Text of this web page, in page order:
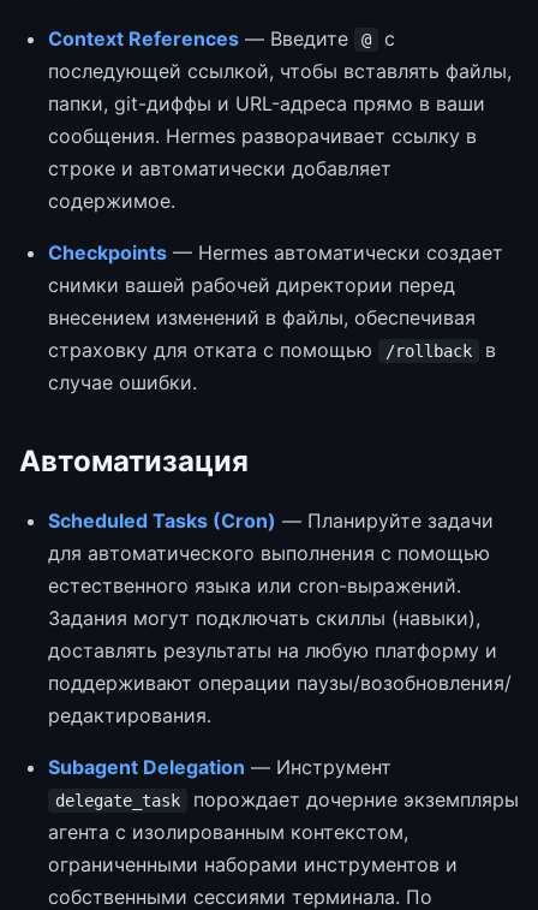
Context References — Введите @
с
последующей ссылкой, чтобы вставлять файлы,
папки, git-диффы и URL-адреса прямо в ваши
сообщения. Hermes разворачивает ссылку в
строке и автоматически добавляет
содержимое.
Checkpoints — Hermes автоматически создает
снимки вашей рабочей директории перед
внесением изменений в файлы, обеспечивая
страховку для отката с помощью
/rollback
в
случае ошибки.
Автоматизация
Scheduled Tasks (Cron) — Планируйте задачи
для автоматического выполнения с помощью
естественного языка или cron-выражений.
Задания могут подключать скиллы (навыки),
доставлять результаты на любую платформу и
поддерживают операции паузы/возобновления/
редактирования.
Subagent Delegation — Инструмент
delegate_task
порождает дочерние экземпляры
агента с изолированным контекстом,
ограниченными наборами инструментов и
собственными сессиями терминала. По